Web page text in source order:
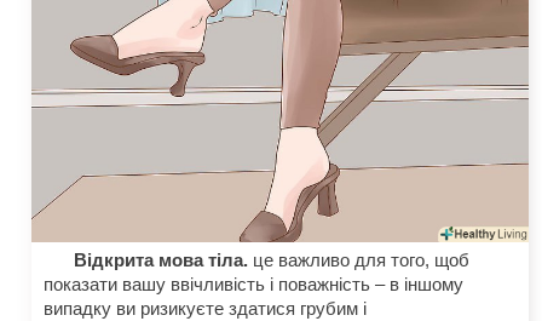
Відкрита мова тіла. це важливо для того, щоб
показати вашу ввічливість і поважність – в іншому
випадку ви ризикуєте здатися грубим і